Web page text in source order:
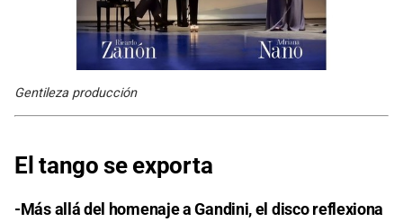
Gentileza producción
El tango se exporta
-Más allá del homenaje a Gandini, el disco reflexiona